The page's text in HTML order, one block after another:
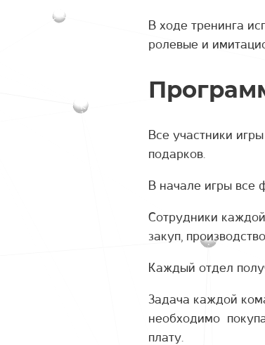
В ходе тренинга
ролевые и
Все участники
подарков.
В начале игры все
Сотрудники
закуп,
Каждый отдел
Задача каждой
необходимо
плату.